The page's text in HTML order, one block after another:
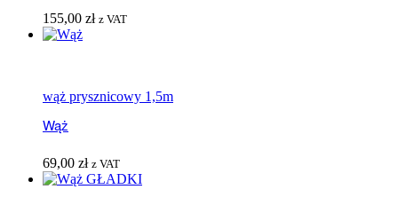
155,00 zł z VAT
wąż prysznicowy 1,5m
Wąż
69,00 zł z VAT